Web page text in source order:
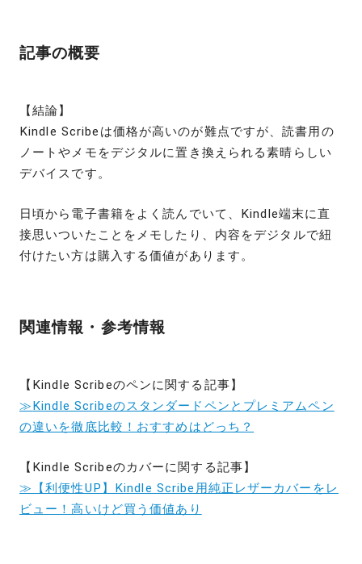
記事の概要
【結論】
Kindle Scribeは価格が高いのが難点ですが、読書用の
ノートやメモをデジタルに置き換えられる素晴らしい
デバイスです。
日頃から電子書籍をよく読んでいて、 Kindle端末に直
接思いついたことをメモしたり、内容をデジタルで紐
付けたい方は購入する価値があります。
関連情報・参考情報
【Kindle Scribeのペンに関する記事】
≫Kindle Scribeのスタンダードペンとプレミアムペン
の違いを徹底比較！おすすめはどっち？
【 Kindle Scribeのカバーに関する記事】
≫【利便性UP】Kindle Scribe用純正レザーカバーをレ
ビュー！高いけど買う価値あり